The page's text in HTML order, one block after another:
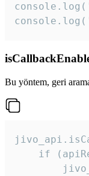
Bu yöntem, geri
if